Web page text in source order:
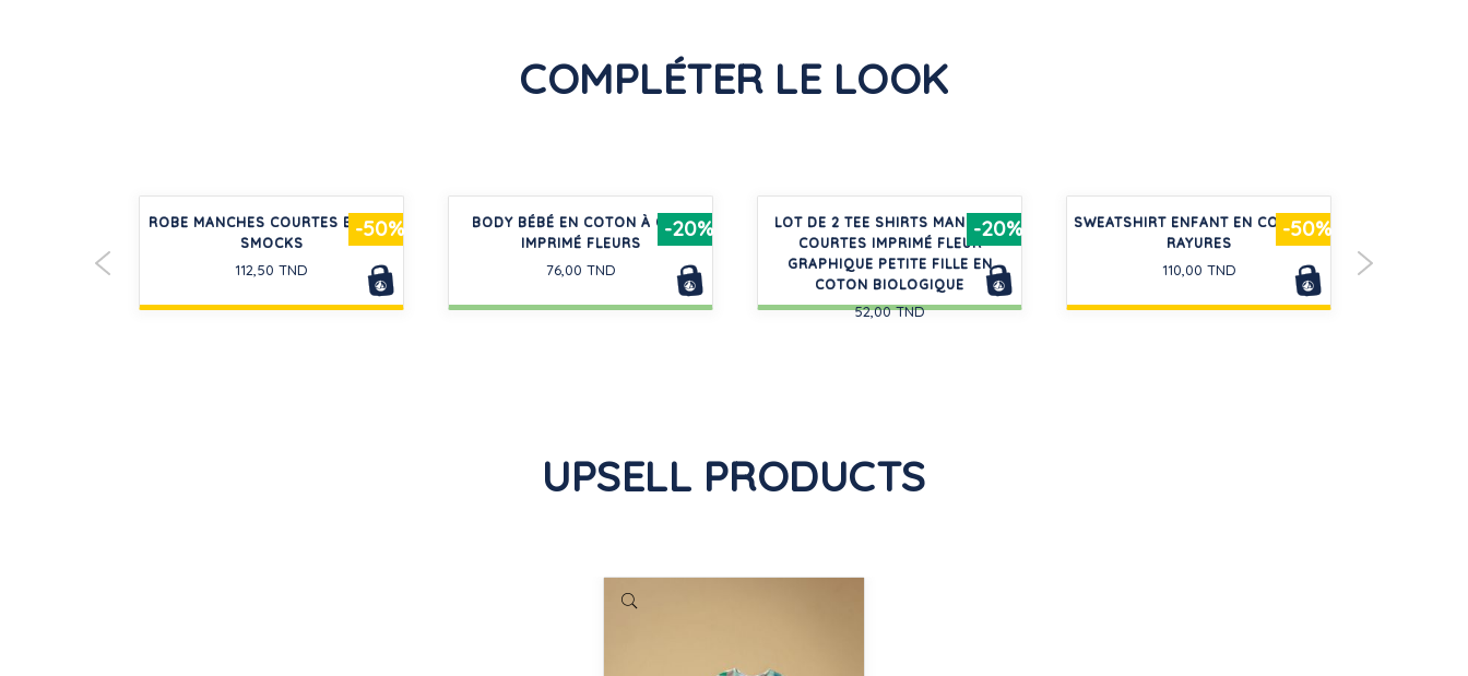
COMPLÉTER LE LOOK
-50%
ROBE MANCHES COURTES BÉBÉ À
SMOCKS
112,50 TND
-20%
BODY BÉBÉ EN COTON À COL,
IMPRIMÉ FLEURS
76,00 TND
-20%
LOT DE 2 TEE SHIRTS MANCHES
COURTES IMPRIMÉ FLEUR
GRAPHIQUE PETITE FILLE EN
COTON BIOLOGIQUE
52,00 TND
-50%
SWEATSHIRT ENFANT EN COTON À
RAYURES
110,00 TND
UPSELL PRODUCTS